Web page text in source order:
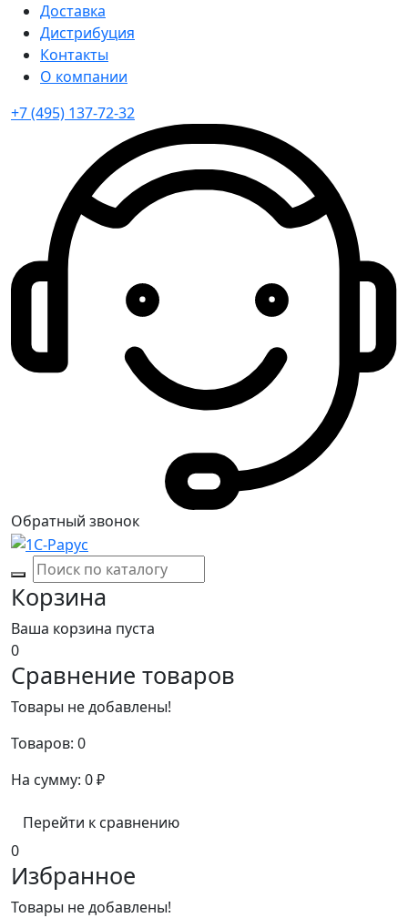
Доставка
Дистрибуция
Контакты
О компании
+7 (495) 137-72-32
Обратный звонок
Корзина
Ваша корзина пуста
0
Сравнение товаров
Товары не добавлены!
Товаров: 0
На сумму: 0₽
Перейти к сравнению
0
Избранное
Товары не добавлены!